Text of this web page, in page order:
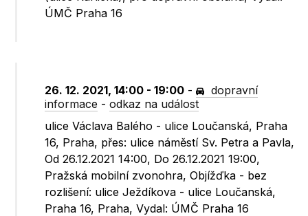
ÚMČ Praha 16
26. 12. 2021, 14:00 - 19:00 -
dopravní
informace -odkaz na událost
ulice Václava Balého - ulice Loučanská, Praha
16, Praha, přes: ulice náměstí Sv. Petra a Pavla,
Od 26.12.2021 14:00, Do 26.12.2021 19:00,
Pražská mobilní zvonohra, Objížďka - bez
rozlišení: ulice Ježdíkova - ulice Loučanská,
Praha 16, Praha, Vydal: ÚMČ Praha 16